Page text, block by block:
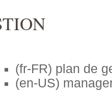
(fr-FR) plan de
(en-US)